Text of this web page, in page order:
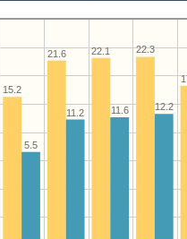
22.3
22.1
21.6
15.2
12.2
11.6
11.2
5.5